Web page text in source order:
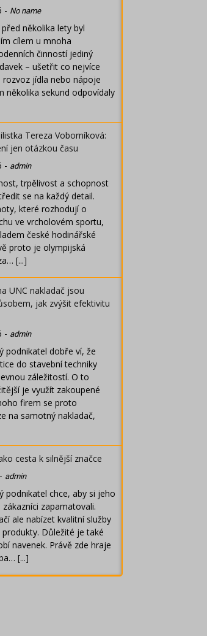
- No name
před několika lety byl
cílem u mnoha
činností jediný
– ušetřit co nejvíce
jídla nebo nápoje
několika sekund odpovídaly
Tereza Voborníková:
jen otázkou času
- admin
trpělivost a schopnost
se na každý detail.
které rozhodují o
ve vrcholovém sportu,
české hodinářské
proto je olympijská
[...]
UNC nakladač jsou
jak zvýšit efektivitu
- admin
podnikatel dobře ví, že
do stavební techniky
záležitostí. O to
je využít zakoupené
firem se proto
na samotný nakladač,
cesta k silnější značce
- admin
podnikatel chce, aby si jeho
zapamatovali.
ale nabízet kvalitní služby
produkty. Důležité je také
navenek. Právě zde hraje
[...]